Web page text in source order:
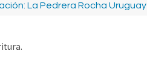
La Pedrera Rocha Uruguay